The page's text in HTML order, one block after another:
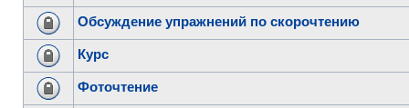
Обсуждение упражнений по скорочтению
Курс
Фоточтение